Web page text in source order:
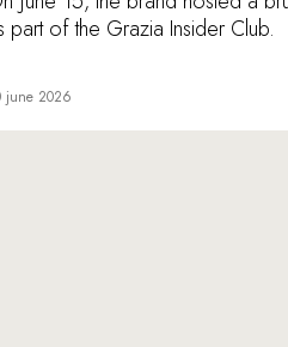
part of the Grazia Insider Club.
june 2026